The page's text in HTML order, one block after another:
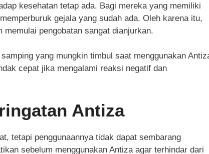
kesehatan tetap ada. Bagi mereka yang memiliki
gejala yang sudah ada. Oleh karena itu,
pengobatan sangat dianjurkan.
yang mungkin timbul saat menggunakan
cepat jika mengalami reaksi negatif dan
Antiza
tetapi penggunaannya tidak dapat sembarang
sebelum menggunakan Antiza agar terhindar dari